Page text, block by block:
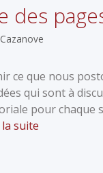
des
ce que nous
qui sont à
pour
suite